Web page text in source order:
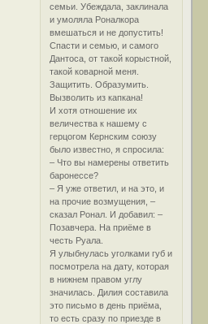
семьи. Убеждала, заклинала
и умоляла Роналкора
вмешаться и не допустить!
Спасти и семью, и самого
Дантоса, от такой корыстной,
такой коварной меня.
Защитить. Образумить.
Вызволить из капкана!
И хотя отношение их
величества к нашему с
герцогом Кернским союзу
было известно, я спросила:
– Что вы намерены ответить
баронессе?
– Я уже ответил, и на это, и
на прочие возмущения, –
сказал Ронал. И добавил: –
Позавчера. На приёме в
честь Руала.
Я улыбнулась уголками губ и
посмотрела на дату, которая
в нижнем правом углу
значилась. Дилия составила
это письмо в день приёма,
то есть сразу по приезде в